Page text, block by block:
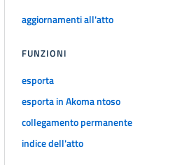
aggiornamenti all'atto
FUNZIONI
esporta
esporta in Akoma ntoso
collegamento permanente
indice dell'atto